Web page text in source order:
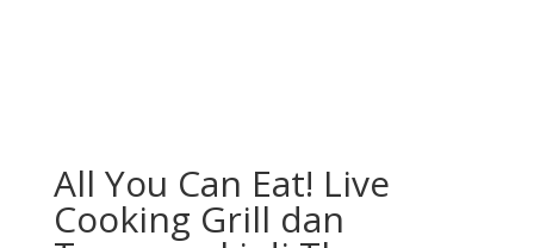
All You Can Eat! Live
Cooking Grill dan